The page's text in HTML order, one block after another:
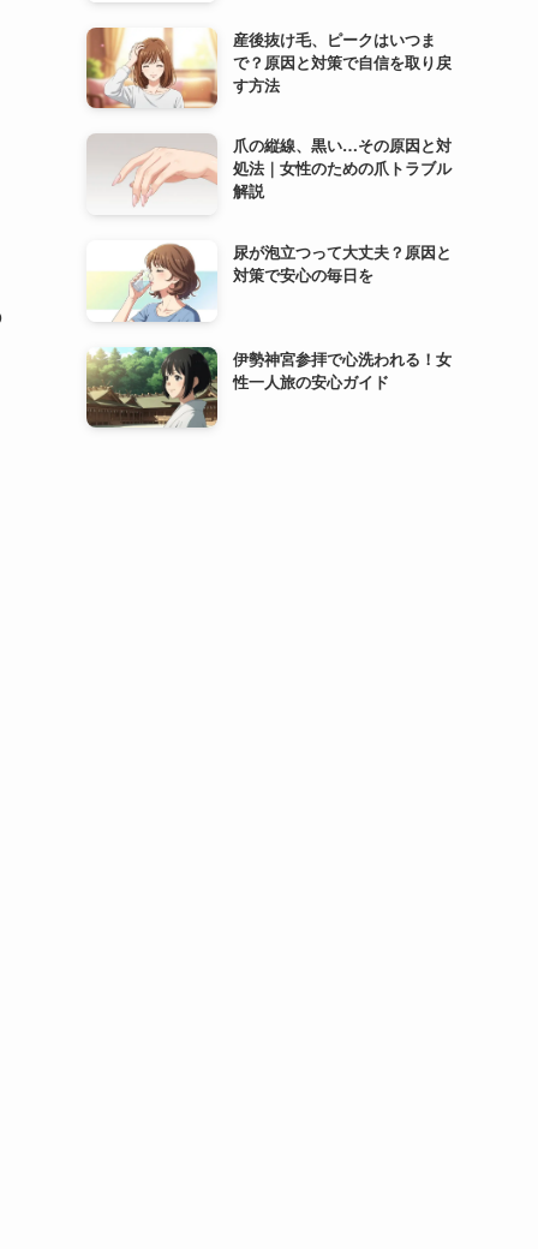
産後抜け毛、ピークはいつま
で？原因と対策で自信を取り戻
す方法
爪の縦線、黒い…その原因と対
処法｜女性のための爪トラブル
解説
尿が泡立つって大丈夫？原因と
対策で安心の毎日を
伊勢神宮参拝で心洗われる！女
性一人旅の安心ガイド